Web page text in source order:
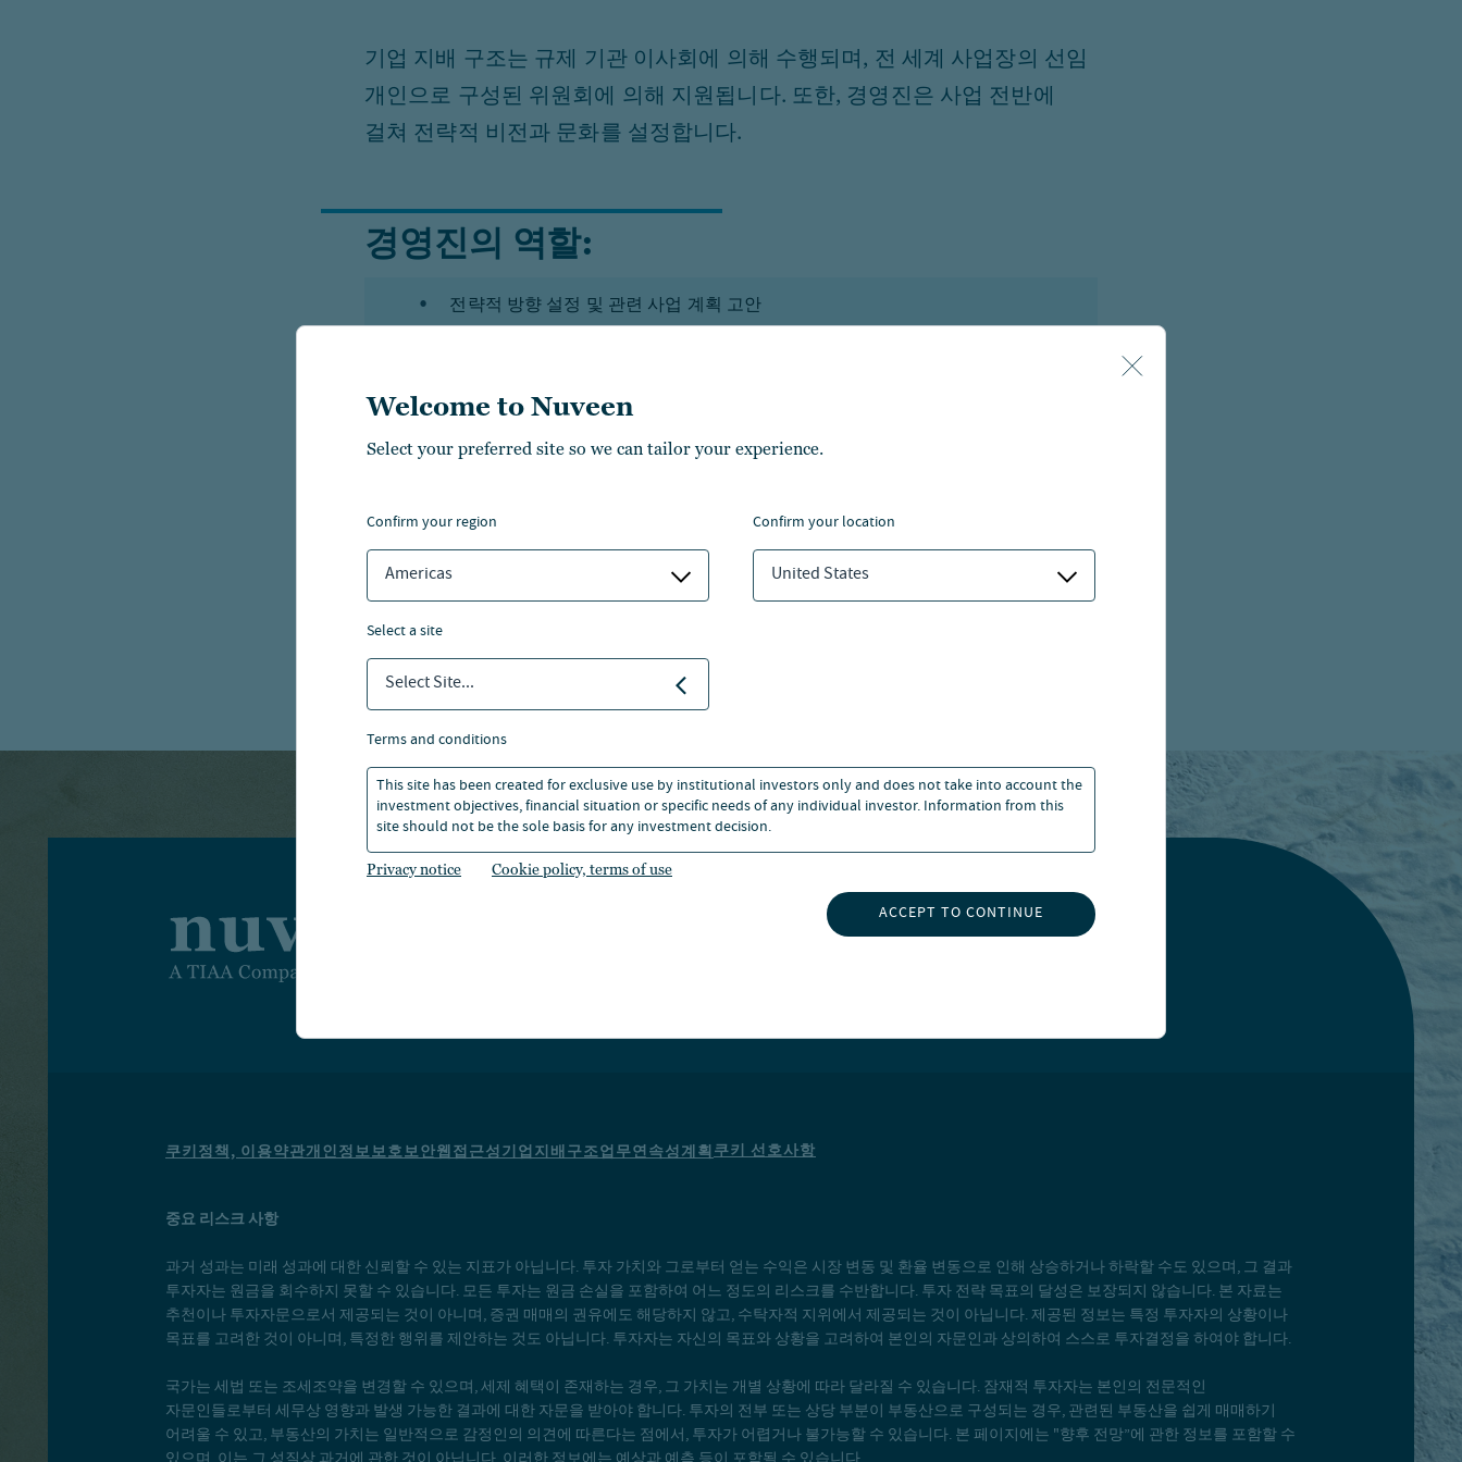
Welcome to Nuveen
Select your preferred site so we can tailor your experience.
confirm your region
Americas
confirm your location
United States
select a site
Select Site...
terms and conditions
This site has been created for exclusive use by institutional investors only and does not take into account the
investment objectives, financial situation or specific needs of any individual investor. Information from this
site should not be the sole basis for any investment decision.
Privacy notice Cookie policy, terms of use
ACCEPT TO CONTINUE
기업 지배 구조는 규제 기관 이사회에 의해 수행되며, 전 세계 사업장의 선임
개인으로 구성된 위원회에 의해 지원됩니다. 또한, 경영진은 사업 전반에
걸쳐 전략적 비전과 문화를 설정합니다.
경영진의 역할:
전략적 방향 설정 및 관련 사업 계획 고안
투자 성과의 제공 감독
쿠키정책, 이용약관개인정보보호보안웹접근성기업지배구조업무연속성계획쿠키 선호사항
중요 리스크 사항
과거 성과는 미래 성과에 대한 신뢰할 수 있는 지표가 아닙니다. 투자 가치와 그로부터 얻는 수익은 시장 변동 및 환율 변동으로 인해 상승하거나 하락할 수도 있으며, 그 결과
투자자는 원금을 회수하지 못할 수 있습니다. 모든 투자는 원금 손실을 포함하여 어느 정도의 리스크를 수반합니다. 투자 전략 목표의 달성은 보장되지 않습니다. 본 자료는
추천이나 투자자문으로서 제공되는 것이 아니며, 증권 매매의 권유에도 해당하지 않고, 수탁자적 지위에서 제공되는 것이 아닙니다. 제공된 정보는 특정 투자자의 상황이나
목표를 고려한 것이 아니며, 특정한 행위를 제안하는 것도 아닙니다. 투자자는 자신의 목표와 상황을 고려하여 본인의 자문인과 상의하여 스스로 투자결정을 하여야 합니다.
국가는 세법 또는 조세조약을 변경할 수 있으며, 세제 혜택이 존재하는 경우, 그 가치는 개별 상황에 따라 달라질 수 있습니다. 잠재적 투자자는 본인의 전문적인
자문인들로부터 세무상 영향과 발생 가능한 결과에 대한 자문을 받아야 합니다. 투자의 전부 또는 상당 부분이 부동산으로 구성되는 경우, 관련된 부동산을 쉽게 매매하기
어려울 수 있고, 부동산의 가치는 일반적으로 감정인의 의견에 따른다는 점에서, 투자가 어렵거나 불가능할 수 있습니다. 본 페이지에는 "향후 전망”에 관한 정보를 포함할 수